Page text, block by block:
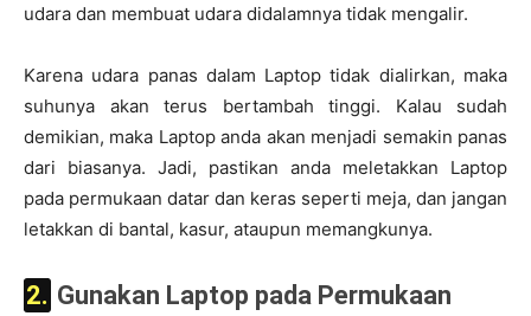
udara dan membuat udara didalamnya tidak mengalir.
Karena udara panas dalam Laptop tidak dialirkan, maka
suhunya akan terus bertambah tinggi. Kalau sudah
demikian, maka Laptop anda akan menjadi semakin panas
dari biasanya. Jadi, pastikan anda meletakkan Laptop
pada permukaan datar dan keras seperti meja, dan jangan
letakkan di bantal, kasur, ataupun memangkunya.
2. Gunakan Laptop pada Permukaan